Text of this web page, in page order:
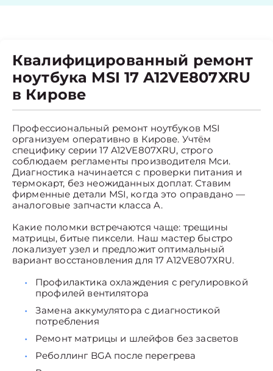
Квалифицированный ремонт
ноутбука MSI 17 A12VE807XRU
в Кирове
Профессиональный ремонт ноутбуков MSI
организуем оперативно в Кирове. Учтём
специфику серии 17 A12VE807XRU, строго
соблюдаем регламенты производителя Мси.
Диагностика начинается с проверки питания и
термокарт, без неожиданных доплат. Ставим
фирменные детали MSI, когда это оправдано —
аналоговые запчасти класса A.
Какие поломки встречаются чаще: трещины
матрицы, битые пиксели. Наш мастер быстро
локализует узел и предложит оптимальный
вариант восстановления для 17 A12VE807XRU.
Профилактика охлаждения с регулировкой
профилей вентилятора
Замена аккумулятора с диагностикой
потребления
Ремонт матрицы и шлейфов без засветов
Реболлинг BGA после перегрева